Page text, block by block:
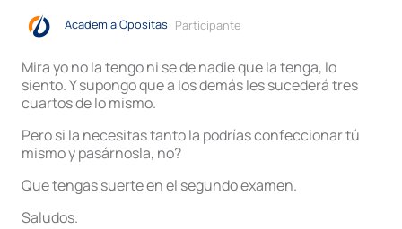
Academia Opositas Participante
Mira yo no la tengo ni se de nadie que la tenga, lo
siento. Y supongo que a los demás les sucederá tres
cuartos de lo mismo.
Pero si la necesitas tanto la podrías confeccionar tú
mismo y pasárnosla, no?
Que tengas suerte en el segundo examen.
Saludos.